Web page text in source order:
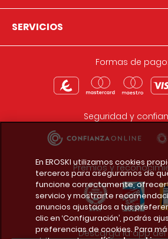
SERVICIOS
Formas de pago:
Seguridad y
Premios y
Descarga la app del
En EROSKI utilizamos cookies
terceros para asegurarnos de
funcione correctamente,
servicio y mostrarte
anuncios ajustados a tus
clic en ‘Configuración’, podrás
preferencias de cookies. Para